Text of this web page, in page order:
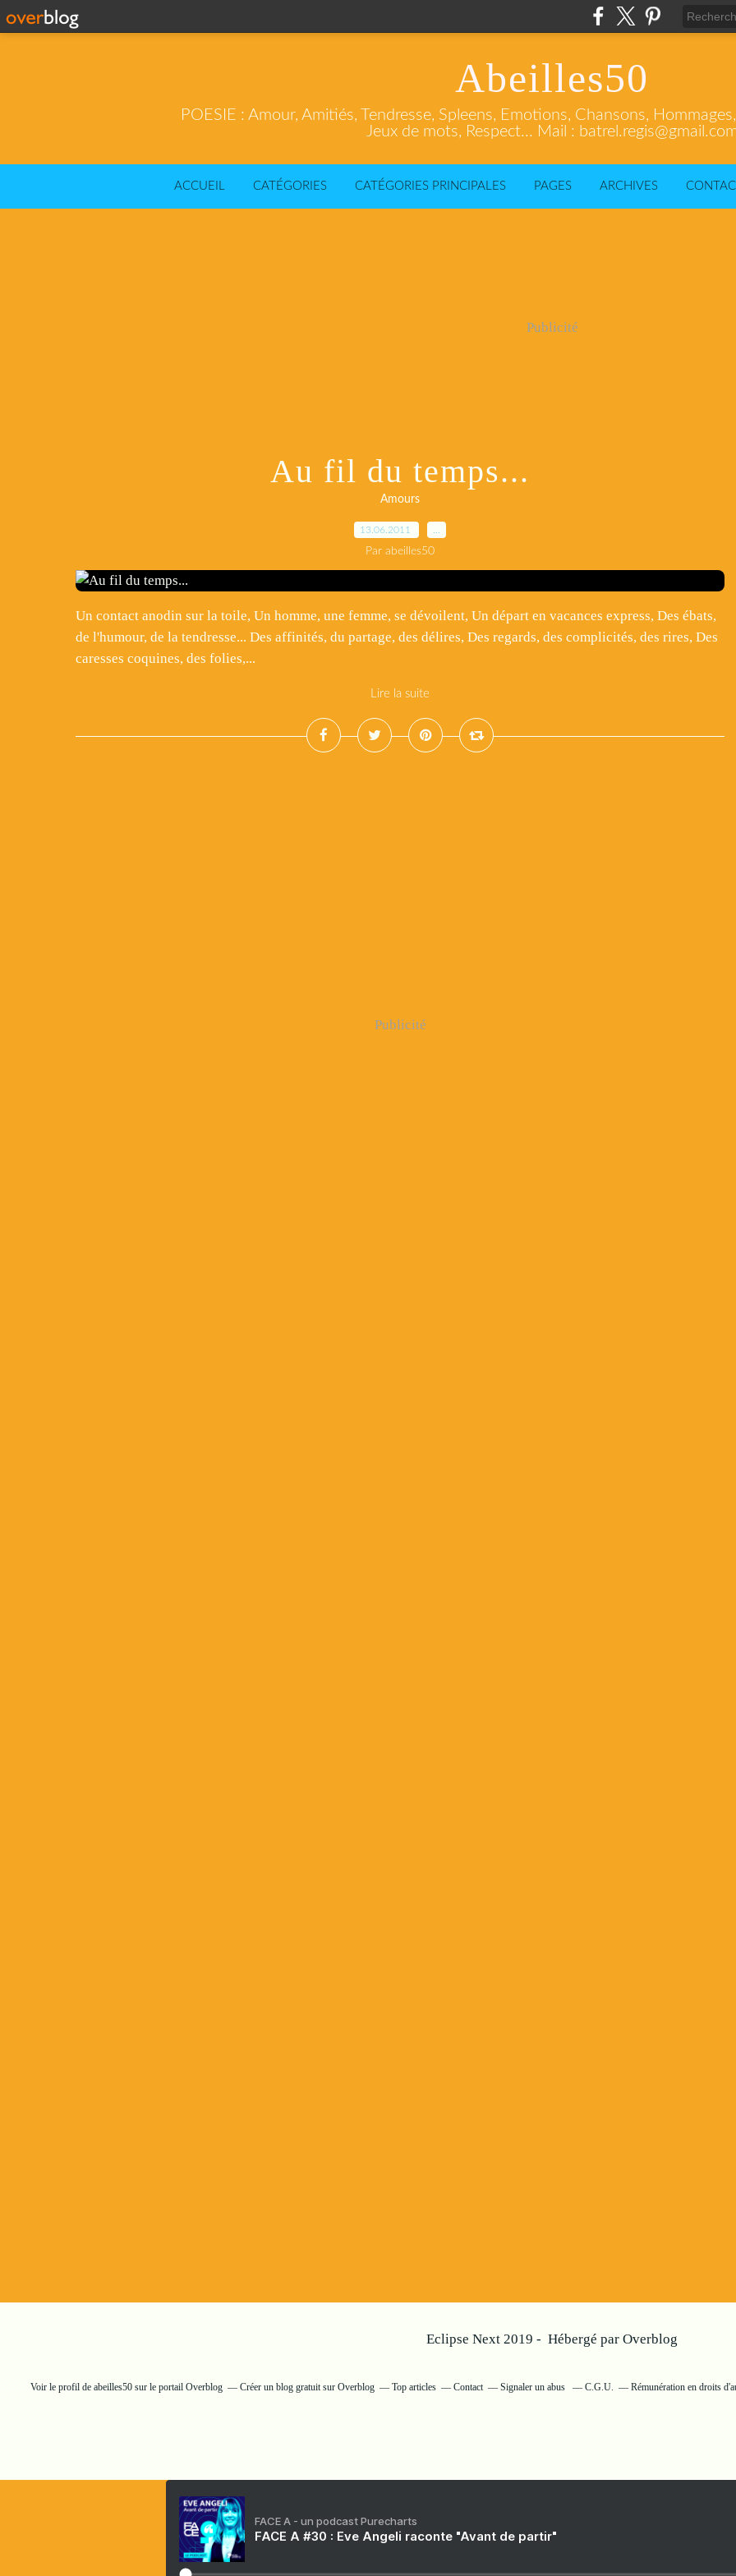
Abeilles50
POESIE : Amour, Amitiés, Tendresse, Spleens, Emotions, Chansons,
Jeux de mots, Respect... Mail :
ACCUEIL CATÉGORIES CATÉGORIES PRINCIPALES PAGES ARCHIVES
Publicité
Au fil du temps...
Amours
13.06.2011
Par abeilles50
Un contact anodin sur la toile, Un homme, une femme, se dévoilent, Un départ en vacances express, Des ébats,
de l'humour, de la tendresse... Des affinités, du partage, des délires, Des regards, des complicités, des rires, Des
caresses coquines, des folies,...
Lire la suite
Publicité
Eclipse Next 2019 - Hébergé par Overblog
Voir le profil de abeilles50 sur le portail Overblog Créer un blog gratuit sur Overblog Top articles Contact Signaler un abus C.G.U. Rémunération en droits
FACE A - un podcast Purecharts
FACE A #30 : Eve Angeli raconte "Avant de partir"